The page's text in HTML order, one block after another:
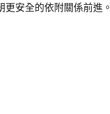
安全的依附關係前進。